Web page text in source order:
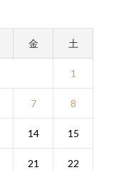
金 土
1
7 8
14 15
21 22